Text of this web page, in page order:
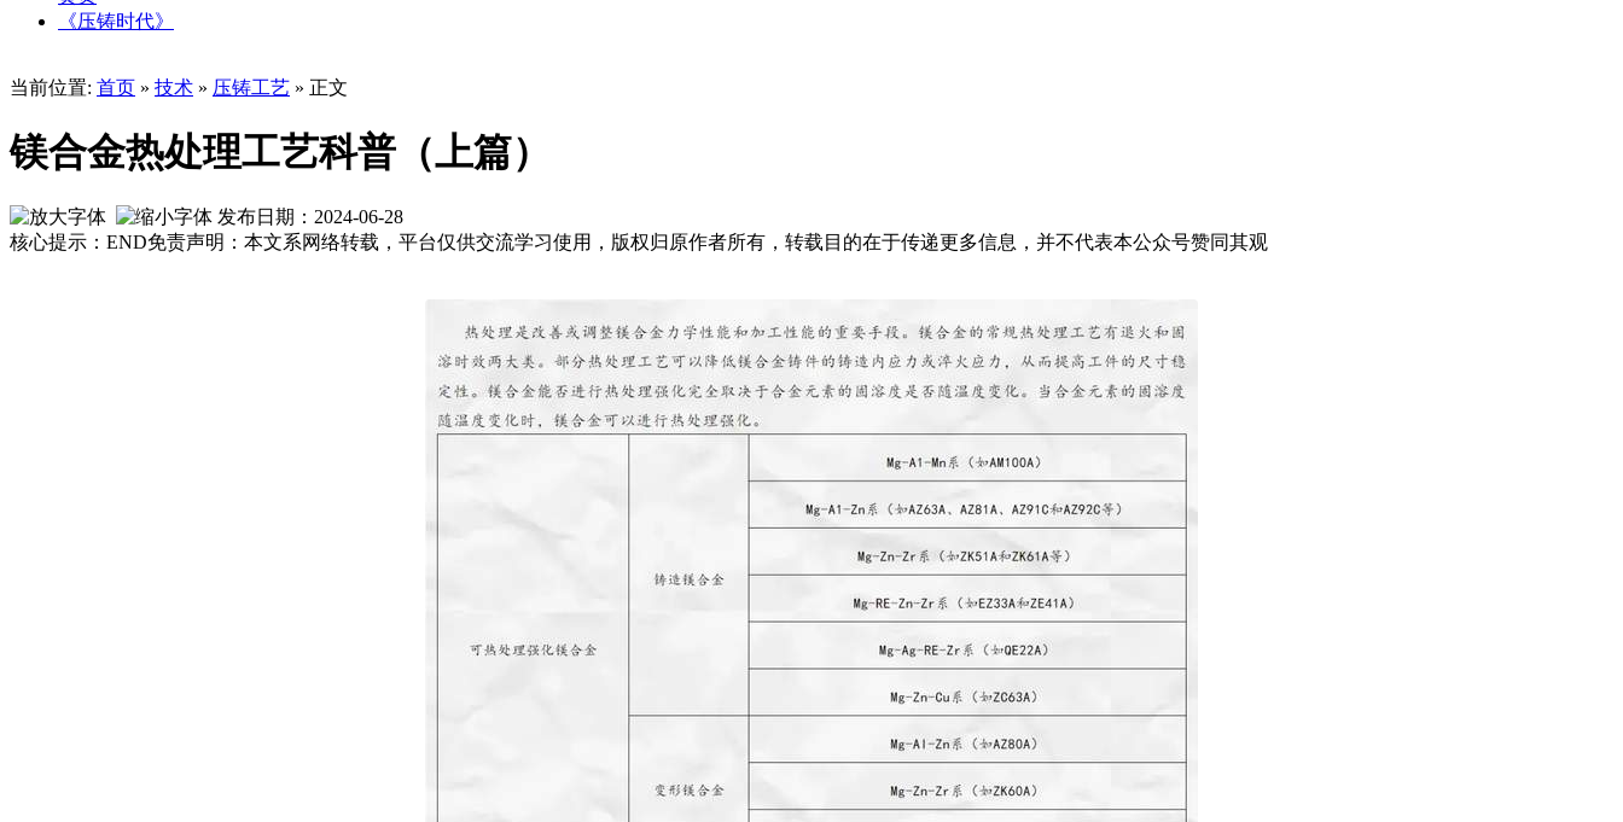
《压铸时代》
当前位置: 首页 » 技术 » 压铸工艺 » 正文
镁合金热处理工艺科普（上篇）
发布日期：2024-06-28
核心提示：END免责声明：本文系网络转载，平台仅供交流学习使用，版权归原作者所有，转载目的在于传递更多信息，并不代表本公众号赞同其观